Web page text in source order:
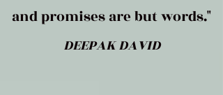
and promises are but words."
DEEPAK DAVID